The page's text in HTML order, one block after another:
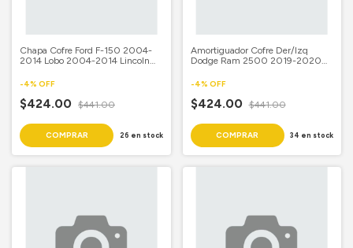
Chapa Cofre Ford F-150 2004-
2014 Lobo 2004-2014 Lincoln
2016 Navigator 2015-2017
-4% OFF
$424.00 $441.00
26 en stock
Amortiguador Cofre Der/Izq
Dodge Ram 2500 2019-2020
-4% OFF
$424.00 $441.00
34 en stock